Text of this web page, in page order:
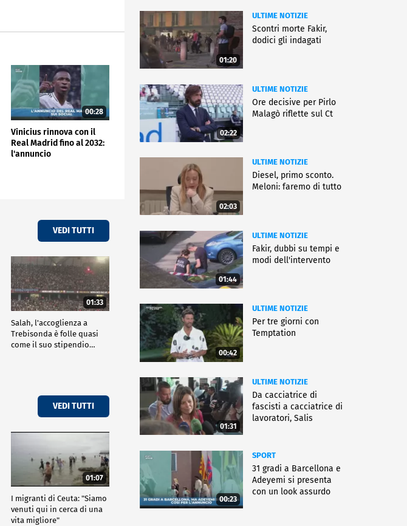
00:28
Vinicius rinnova con il
Real Madrid fino al 2032:
l'annuncio
VEDI TUTTI
01:33
Salah, l'accoglienza a
Trebisonda è folle quasi
come il suo stipendio…
VEDI TUTTI
01:07
I migranti di Ceuta: "Siamo
venuti qui in cerca di una
vita migliore"
01:20
ULTIME NOTIZIE
Scontri morte Fakir,
dodici gli indagati
02:22
ULTIME NOTIZIE
Ore decisive per Pirlo
Malagò riflette sul Ct
02:03
ULTIME NOTIZIE
Diesel, primo sconto.
Meloni: faremo di tutto
01:44
ULTIME NOTIZIE
Fakir, dubbi su tempi e
modi dell'intervento
00:42
ULTIME NOTIZIE
Per tre giorni con
Temptation
01:31
ULTIME NOTIZIE
Da cacciatrice di
fascisti a cacciatrice di
lavoratori, Salis
00:23
SPORT
31 gradi a Barcellona e
Adeyemi si presenta
con un look assurdo